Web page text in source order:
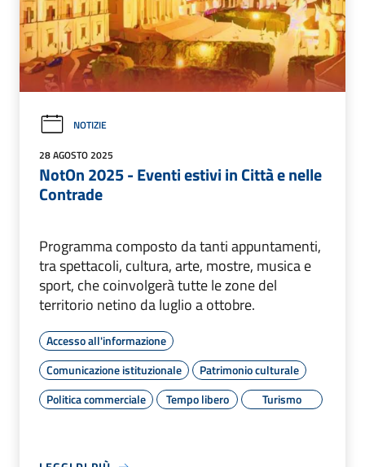
NOTIZIE
28 AGOSTO 2025
NotOn 2025 - Eventi estivi in Città e nelle
Contrade
Programma composto da tanti appuntamenti,
tra spettacoli, cultura, arte, mostre, musica e
sport, che coinvolgerà tutte le zone del
territorio netino da luglio a ottobre.
Accesso all'informazione
Comunicazione istituzionale
Patrimonio culturale
Politica commerciale
Tempo libero Turismo